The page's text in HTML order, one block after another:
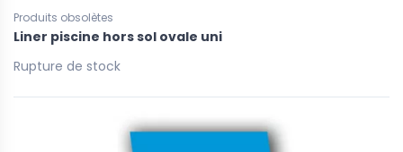
Produits obsolètes
Liner piscine hors sol ovale uni
Rupture de stock